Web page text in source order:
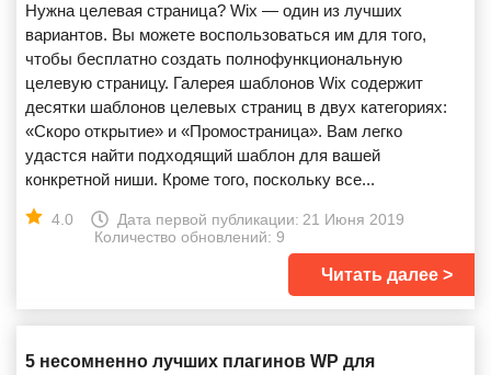
Нужна целевая страница? Wix — один из лучших
вариантов. Вы можете воспользоваться им для того,
чтобы бесплатно создать полнофункциональную
целевую страницу. Галерея шаблонов Wix содержит
десятки шаблонов целевых страниц в двух категориях:
«Скоро открытие» и «Промостраница». Вам легко
удастся найти подходящий шаблон для вашей
конкретной ниши. Кроме того, поскольку все...
4.0 Дата первой публикации: 21 Июня 2019
Количество обновлений: 9
Читать далее
5 несомненно лучших плагинов WP для